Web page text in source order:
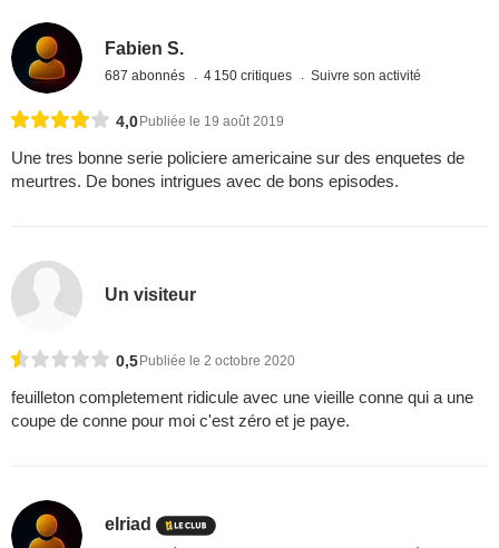
Fabien S.
687 abonnés 4 150 critiques Suivre son activité
4,0 Publiée le 19 août 2019
Une tres bonne serie policiere americaine sur des enquetes de
meurtres. De bones intrigues avec de bons episodes.
Un visiteur
0,5Publiée le 2 octobre 2020
feuilleton completement ridicule avec une vieille conne qui a une
coupe de conne pour moi c'est zéro et je paye.
elriad